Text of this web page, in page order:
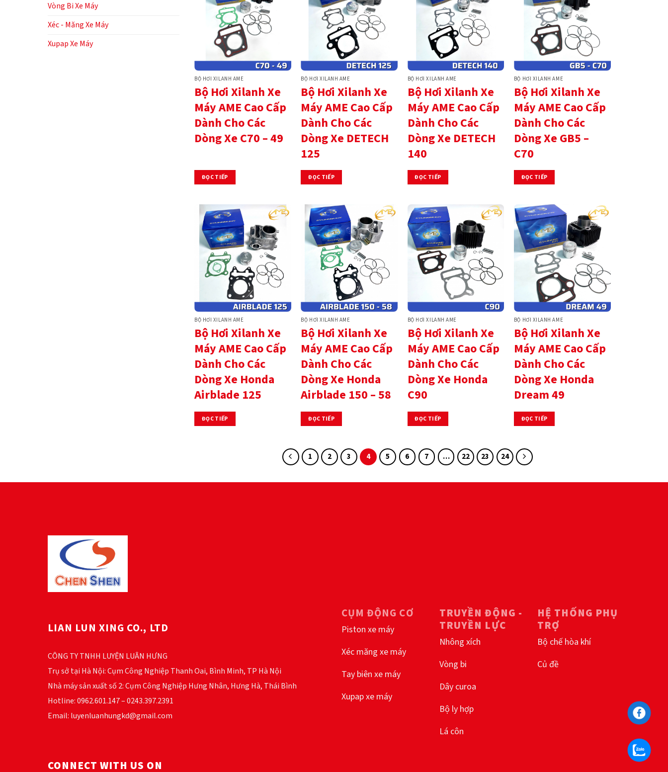
Vòng Bi Xe Máy
Xéc - Măng Xe Máy
Xupap Xe Máy
BỘ HƠI XILANH AME
Bộ Hơi Xilanh Xe
Máy AME Cao Cấp
Dành Cho Các
Dòng Xe C70 – 49
ĐỌC TIẾP
BỘ HƠI XILANH AME
Bộ Hơi Xilanh Xe
Máy AME Cao Cấp
Dành Cho Các
Dòng Xe DETECH
125
ĐỌC TIẾP
BỘ HƠI XILANH AME
Bộ Hơi Xilanh Xe
Máy AME Cao Cấp
Dành Cho Các
Dòng Xe DETECH
140
ĐỌC TIẾP
BỘ HƠI XILANH AME
Bộ Hơi Xilanh Xe
Máy AME Cao Cấp
Dành Cho Các
Dòng Xe GB5 –
C70
ĐỌC TIẾP
BỘ HƠI XILANH AME
Bộ Hơi Xilanh Xe
Máy AME Cao Cấp
Dành Cho Các
Dòng Xe Honda
Airblade 125
ĐỌC TIẾP
BỘ HƠI XILANH AME
Bộ Hơi Xilanh Xe
Máy AME Cao Cấp
Dành Cho Các
Dòng Xe Honda
Airblade 150 – 58
ĐỌC TIẾP
BỘ HƠI XILANH AME
Bộ Hơi Xilanh Xe
Máy AME Cao Cấp
Dành Cho Các
Dòng Xe Honda
C90
ĐỌC TIẾP
BỘ HƠI XILANH AME
Bộ Hơi Xilanh Xe
Máy AME Cao Cấp
Dành Cho Các
Dòng Xe Honda
Dream 49
ĐỌC TIẾP
1 2 3 4 5 6 7 … 22 23 24
LIAN LUN XING CO., LTD
CÔNG TY TNHH LUYỆN LUÂN HƯNG
Trụ sở tại Hà Nội: Cụm Công Nghiệp Thanh Oai, Bình Minh, TP Hà Nội
Nhà máy sản xuất số 2: Cụm Công Nghiệp Hưng Nhân, Hưng Hà, Thái Bình
Hotline: 0962.601.147 – 0243.397.2391
Email: luyenluanhungkd@gmail.com
CỤM ĐỘNG CƠ
Piston xe máy
Xéc măng xe máy
Tay biên xe máy
Xupap xe máy
TRUYỀN ĐỘNG -
TRUYỀN LỰC
Nhông xích
Vòng bi
Dây curoa
Bộ ly hợp
Lá côn
HỆ THỐNG PHỤ
TRỢ
Bộ chế hòa khí
Củ đề
CONNECT WITH US ON